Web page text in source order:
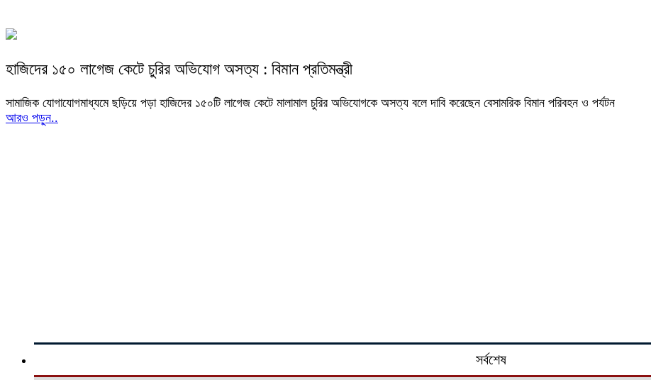
হাজিদের ১৫০ লাগেজ কেটে চুরির অভিযোগ অসত্য : বিমান প্রতিমন্ত্রী
সামাজিক যোগাযোগমাধ্যমে ছড়িয়ে পড়া হাজিদের ১৫০টি লাগেজ কেটে মালামাল চুরির অভিযোগকে অসত্য বলে দাবি করেছেন বেসামরিক বিমান পরিবহন ও পর্যটন
আরও পড়ুন..
সর্বশেষ